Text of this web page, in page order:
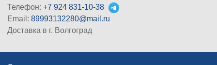
Телефон: +7 924 831-10-38
Email: 89993132280@mail.ru
Доставка в г. Волгоград